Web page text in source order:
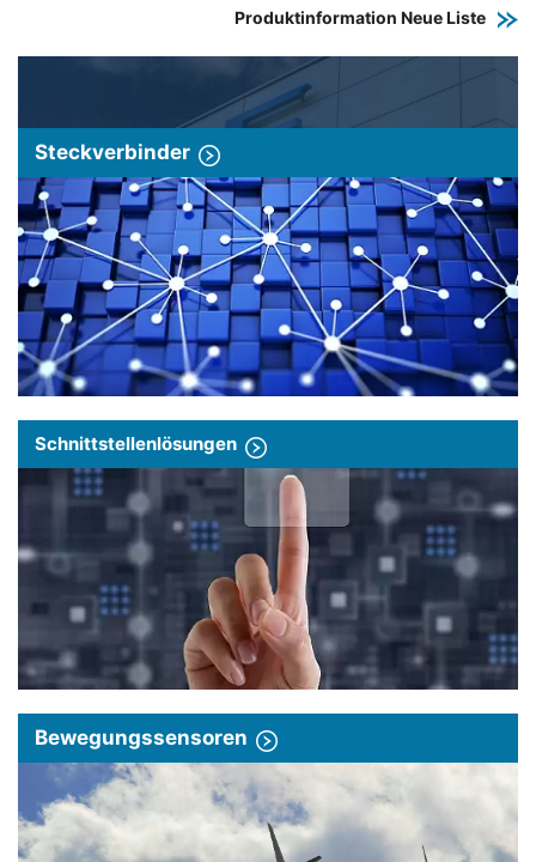
Produktinformation Neue Liste
Steckverbinder
Schnittstellenlösungen
Bewegungssensoren